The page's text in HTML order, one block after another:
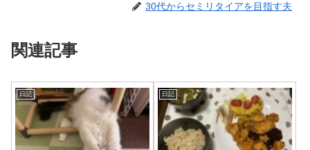
30代からセミリタイアを目指す夫
関連記事
日記 日記